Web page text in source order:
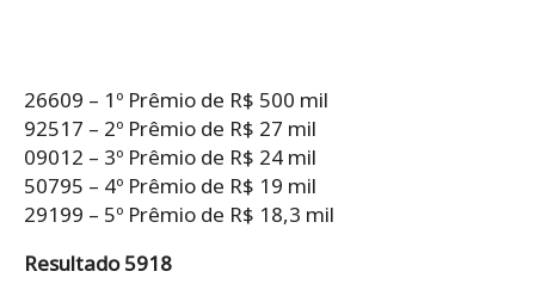
26609 – 1º Prêmio de R$ 500 mil
92517 – 2º Prêmio de R$ 27 mil
09012 – 3º Prêmio de R$ 24 mil
50795 – 4º Prêmio de R$ 19 mil
29199 – 5º Prêmio de R$ 18,3 mil
Resultado 5918